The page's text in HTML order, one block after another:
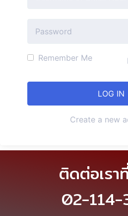
Remember Me
Create a new
ติดต่อเรา
02-114-